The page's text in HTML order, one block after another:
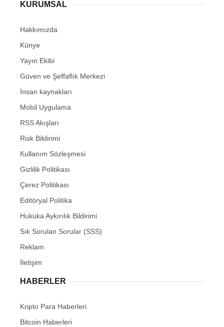
KURUMSAL
Hakkımızda
Künye
Yayın Ekibi
Güven ve Şeffaflık Merkezi
İnsan kaynakları
Mobil Uygulama
RSS Akışları
Risk Bildirimi
Kullanım Sözleşmesi
Gizlilik Politikası
Çerez Politikası
Editöryal Politika
Hukuka Aykırılık Bildirimi
Sık Sorulan Sorular (SSS)
Reklam
İletişim
HABERLER
Kripto Para Haberleri
Bitcoin Haberleri